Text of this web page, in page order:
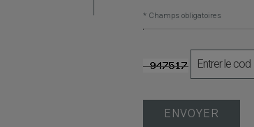
* Champs obligatoires
ENVOYER